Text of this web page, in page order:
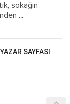
sokağın
...
YAZAR SAYFASI